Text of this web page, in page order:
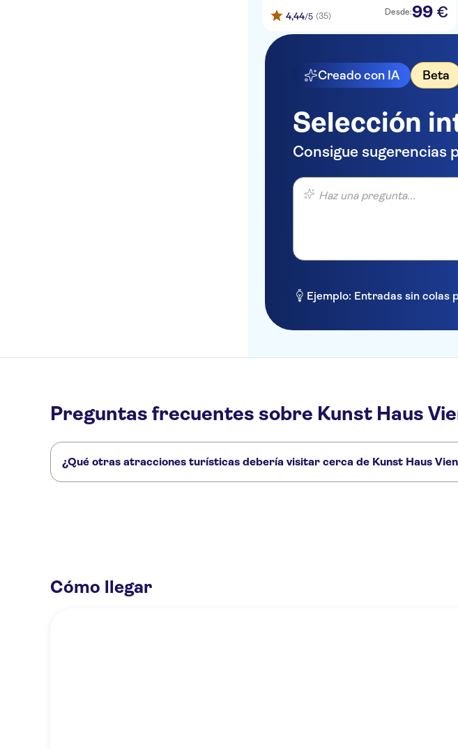
4,44/5 (35) Desde:99 €
Creado con IA Beta
Selección
Consigue sugerencias
Haz una pregunta...
Ejemplo: Entradas sin colas
Preguntas frecuentes sobre Kunst Haus
¿Qué otras atracciones turísticas debería visitar cerca de Kunst Haus
Cómo llegar